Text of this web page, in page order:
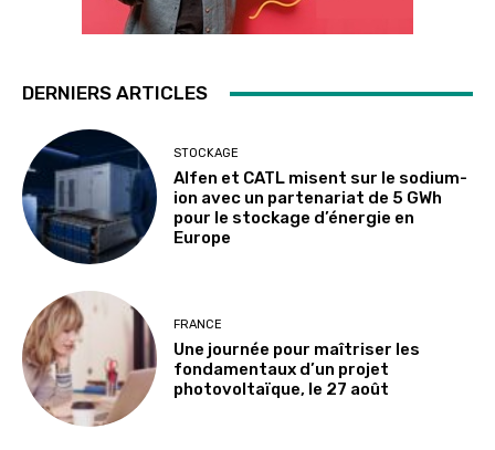
DERNIERS ARTICLES
STOCKAGE
Alfen et CATL misent sur le sodium-
ion avec un partenariat de 5 GWh
pour le stockage d’énergie en
Europe
FRANCE
Une journée pour maîtriser les
fondamentaux d’un projet
photovoltaïque, le 27 août